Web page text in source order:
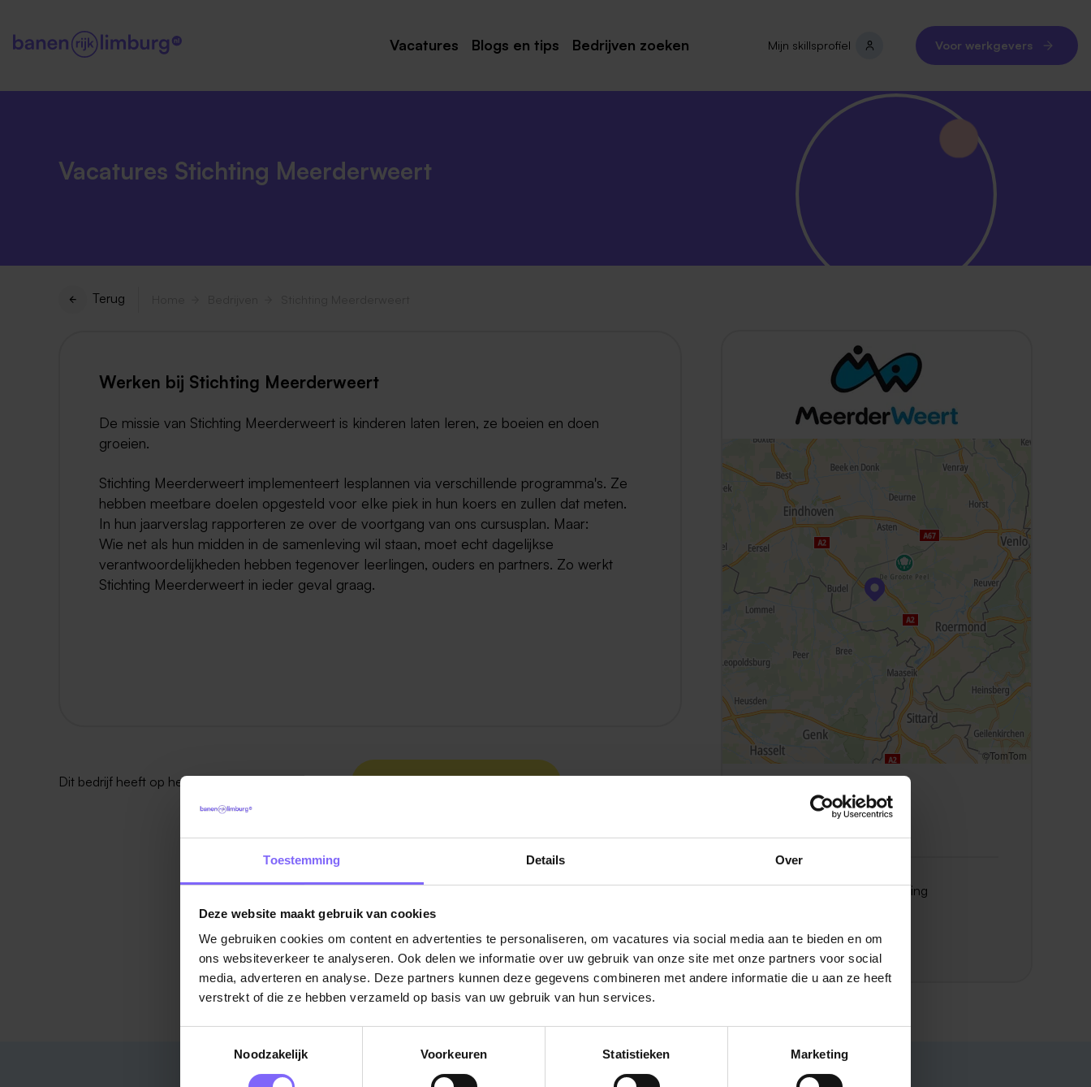
Toestemming Details Over
Deze website maakt gebruik van cookies
We gebruiken cookies om content en advertenties te personaliseren, om vacatures via social media aan te bieden en om
ons websiteverkeer te analyseren. Ook delen we informatie over uw gebruik van onze site met onze partners voor social
media, adverteren en analyse. Deze partners kunnen deze gegevens combineren met andere informatie die u aan ze heeft
verstrekt of die ze hebben verzameld op basis van uw gebruik van hun services.
Noodzakelijk
Voorkeuren Statistieken Marketing
Vacatures
Maastricht
Venlo
Kerkrade
Blogs en tips Bedrijven zoeken Mijn skillsprofiel Voor werkgevers
Vacatures Stichting Meerderweert
Terug
Werken bij Stichting Meerderweert
De missie van Stichting Meerderweert is kinderen laten leren, ze boeien en doen
groeien.
Stichting Meerderweert implementeert lesplannen via verschillende programma's. Ze
hebben meetbare doelen opgesteld voor elke piek in hun koers en zullen dat meten.
In hun jaarverslag rapporteren ze over de voortgang van ons cursusplan. Maar:
Wie net als hun midden in de samenleving wil staan, moet echt dagelijkse
verantwoordelijkheden hebben tegenover leerlingen, ouders en partners. Zo werkt
Stichting Meerderweert in ieder geval graag.
Dit bedrijf heeft op het moment
©TomTom
Locatie Weert
Meer informatie over Stichting